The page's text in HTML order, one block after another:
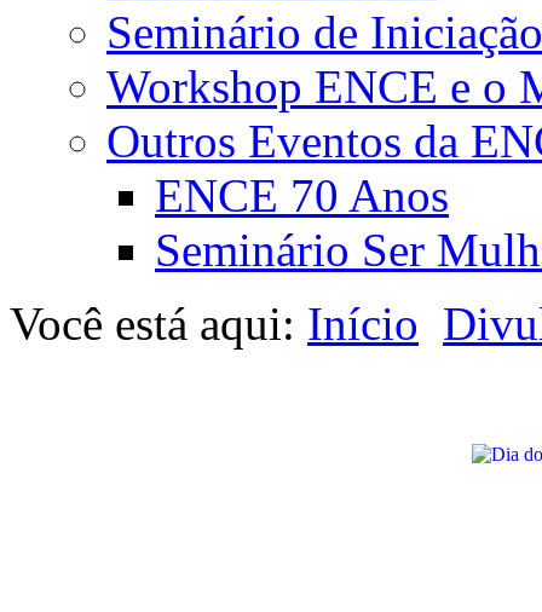
Seminário de
Workshop ENCE e o
Outros Eventos da
ENCE 70 Anos
Seminário Ser
Você está aqui: Início